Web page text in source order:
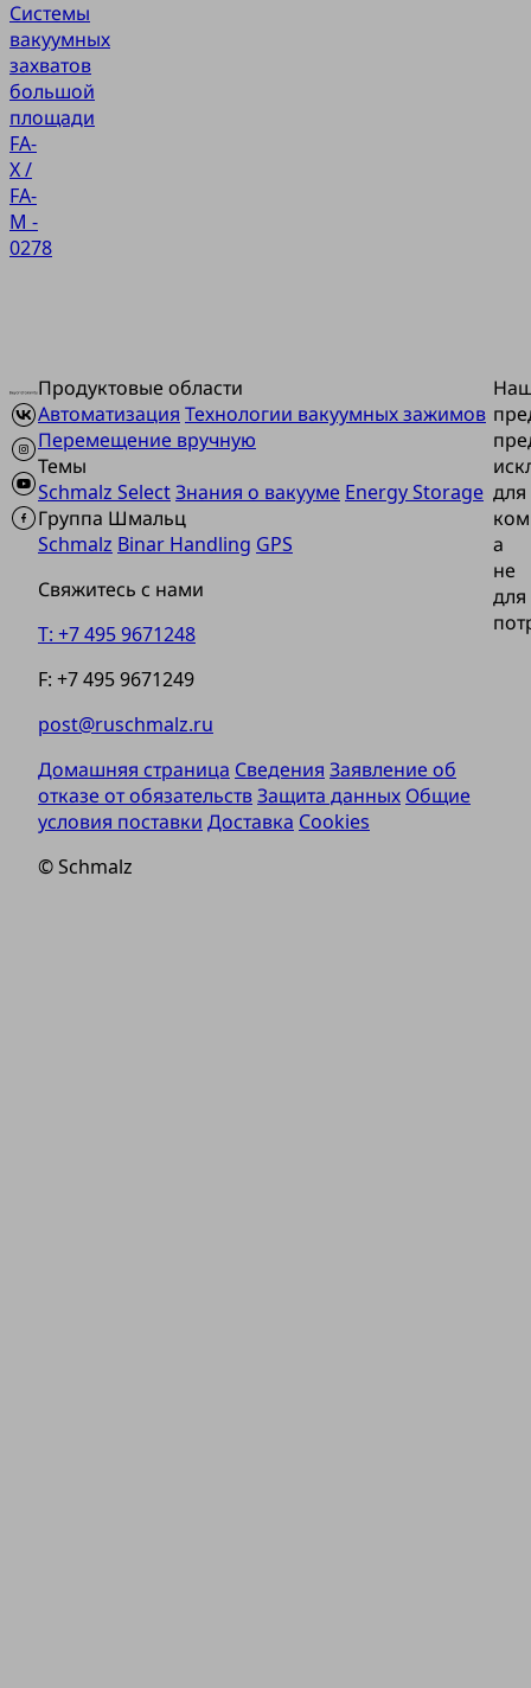
Системы
вакуумных
захватов
большой
площади
FA-
X /
FA-
M -
0278
Продуктовые области
Автоматизация Технологии вакуумных зажимов
Перемещение вручную
Темы
Schmalz SelectЗнания о вакууме Energy Storage
Группа Шмальц
Schmalz Binar Handling GPS
Свяжитесь с нами
T: +7 495 9671248
F: +7 495 9671249
post@ruschmalz.ru
для
а
не
для
Домашняя страница Сведения Заявление об
отказе от обязательствЗащита данных Общие
условия поставки Доставка Cookies
© Schmalz